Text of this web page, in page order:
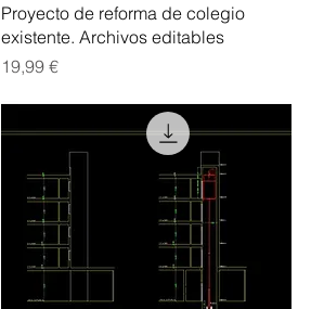
Vista rápida
Proyecto de reforma de colegio
existente. Archivos editables
Precio
19,99 €